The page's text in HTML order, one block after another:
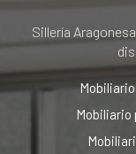
Sillería
Mobiliario